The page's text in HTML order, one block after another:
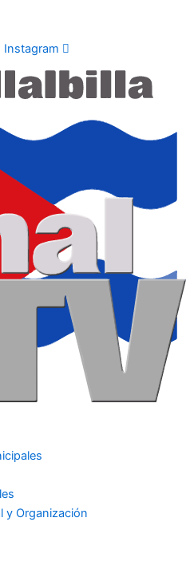
Instagram
y Organización